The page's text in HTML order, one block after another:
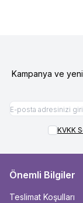
Kampanya ve
KVKK
Önemli Bilgiler
Teslimat Koşulları